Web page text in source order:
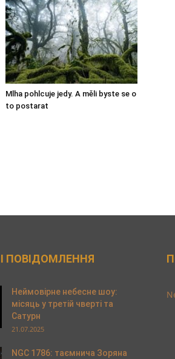
Mlha pohlcuje jedy. A měli byste se o
to postarat
ПОВІДОМЛЕННЯ
Неймовірне небесне шоу:
місяць у третій чверті та
Сатурн
21.07.2025
NGC 1786: таємнича Зоряна